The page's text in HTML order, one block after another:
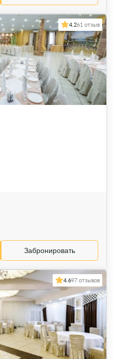
4.261 отзыв
Забронировать
4.697 отзывов